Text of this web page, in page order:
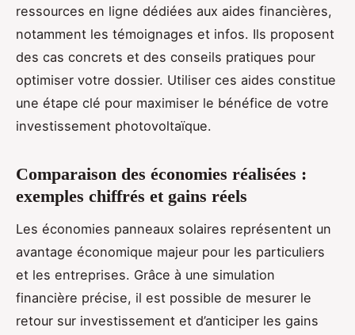
ressources en ligne dédiées aux aides financières,
notamment les témoignages et infos. Ils proposent
des cas concrets et des conseils pratiques pour
optimiser votre dossier. Utiliser ces aides constitue
une étape clé pour maximiser le bénéfice de votre
investissement photovoltaïque.
Comparaison des économies réalisées :
exemples chiffrés et gains réels
Les économies panneaux solaires représentent un
avantage économique majeur pour les particuliers
et les entreprises. Grâce à une simulation
financière précise, il est possible de mesurer le
retour sur investissement et d’anticiper les gains